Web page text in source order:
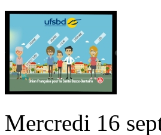
Mercredi 16